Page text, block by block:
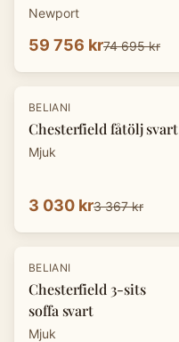
Newport
59 756 kr74 695 kr
-10 %
BELIANI
Chesterfield fåtölj svart
Mjuk
3 030 kr3 367 kr
-10 %
BELIANI
Chesterfield 3-sits
soffa svart
Mjuk